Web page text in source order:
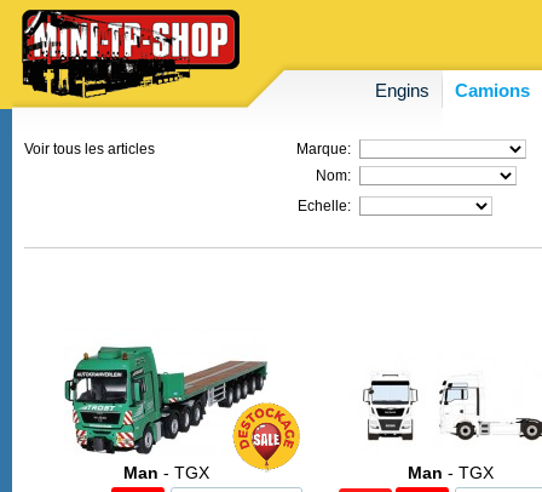
Engins Camions
Voir tous les articles
Marque:
Nom:
Echelle:
Man - TGX Man - TGX